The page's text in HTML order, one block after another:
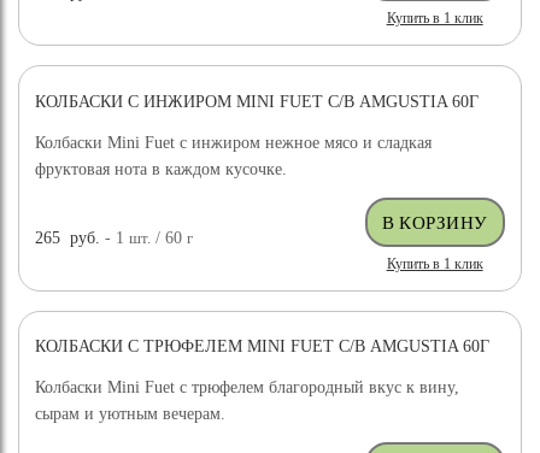
Купить в 1 клик
КОЛБАСКИ С ИНЖИРОМ MINI FUET С/В AMGUSTIA 60Г
Колбаски Mini Fuet с инжиром нежное мясо и сладкая
фруктовая нота в каждом кусочке.
265 руб. - 1шт. / 60г
Купить в 1 клик
КОЛБАСКИ С ТРЮФЕЛЕМ MINI FUET С/В AMGUSTIA 60Г
Колбаски Mini Fuet с трюфелем благородный вкус к вину,
сырам и уютным вечерам.